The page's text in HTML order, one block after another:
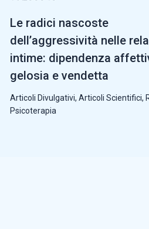
Le radici nascoste
dell’aggressività nelle
intime: dipendenza
gelosia e vendetta
Articoli Divulgativi, Articoli Scientifici,
Psicoterapia